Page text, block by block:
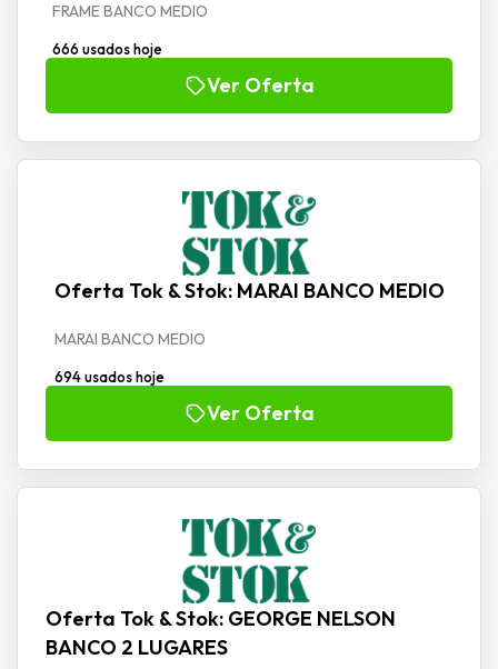
FRAME BANCO MEDIO
666 usados hoje
Ver Oferta
Oferta Tok & Stok: MARAI BANCO MEDIO
MARAI BANCO MEDIO
694 usados hoje
Ver Oferta
Oferta Tok & Stok: GEORGE NELSON
BANCO 2 LUGARES